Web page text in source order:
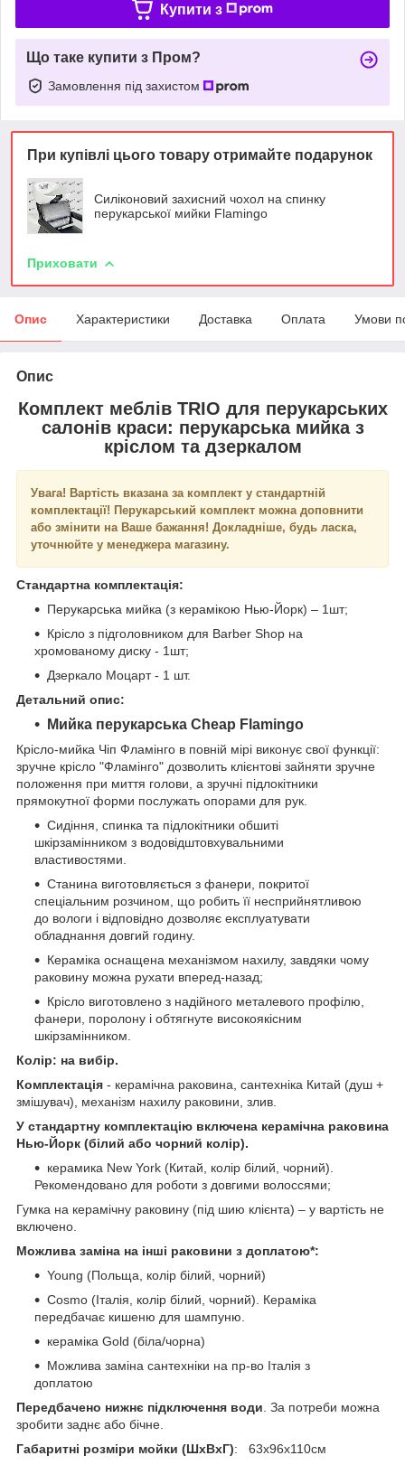
Купити з
Що таке купити з Пром?
Замовлення під захистом
При купівлі цього товару отримайте подарунок
Силіконовий захисний чохол на спинку
перукарської мийки Flamingo
Приховати
Опис Характеристики Доставка Оплата Умови
Опис
Комплект меблів TRIO для перукарських
салонів краси: перукарська мийка з
кріслом та дзеркалом
Увага! Вартість вказана за комплект у стандартній
комплектації! Перукарський комплект можна доповнити
або змінити на Ваше бажання! Докладніше, будь ласка,
уточнюйте у менеджера магазину.
Стандартна комплектація:
Перукарська мийка (з керамікою Нью-Йорк) – 1шт;
Крісло з підголовником для Barber Shop на
хромованому диску - 1шт;
Дзеркало Моцарт - 1 шт.
Детальний опис:
Мийка перукарська Cheap Flamingo
Крісло-мийка Чіп Фламінго в повній мірі виконує свої функції:
зручне крісло "Фламінго" дозволить клієнтові зайняти зручне
положення при миття голови, а зручні підлокітники
прямокутної форми послужать опорами для рук.
Сидіння, спинка та підлокітники обшиті
шкірзамінником з водовідштовхувальними
властивостями.
Станина виготовляється з фанери, покритої
спеціальним розчином, що робить її несприйнятливою
до вологи і відповідно дозволяє експлуатувати
обладнання довгий годину.
Кераміка оснащена механізмом нахилу, завдяки чому
раковину можна рухати вперед-назад;
Крісло виготовлено з надійного металевого профілю,
фанери, поролону і обтягнуте високоякісним
шкірзамінником.
Колір: на вибір.
Комплектація - керамічна раковина, сантехніка Китай (душ +
змішувач), механізм нахилу раковини, злив.
У стандартну комплектацію включена керамічна раковина
Нью-Йорк (білий або чорний колір).
керамика New York (Китай, колір білий, чорний).
Рекомендовано для роботи з довгими волоссями;
Гумка на керамічну раковину (під шию клієнта) – у вартість не
включено.
Можлива заміна на інші раковини з доплатою*:
Young (Польща, колір білий, чорний)
Cosmo (Італія, колір білий, чорний). Кераміка
передбачає кишеню для шампуню.
кераміка Gold (біла/чорна)
Можлива заміна сантехніки на пр-во Італія з
доплатою
Передбачено нижнє підключення води. За потреби можна
зробити заднє або бічне.
Габаритні розміри мойки (ШхВхГ): 63x96x110см